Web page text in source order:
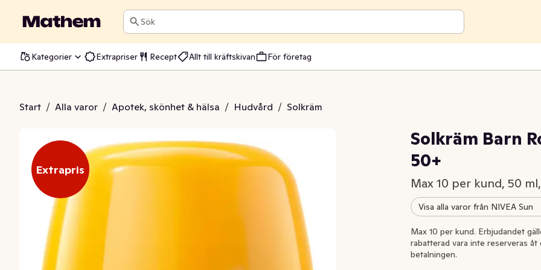
Sök
Kategorier Extrapriser Recept Allt till kräftskivan För företag
Start / Alla varor / Apotek, skönhet & hälsa / Hudvård / Solkräm
Sensitive Protect SPF 50+
Extrapris
Solkräm Barn
50+
Max 10 per kund, 50
Visa alla varor från NIVEA Sun
Max 10 per kund. Erbjudandet
rabatterad vara inte reserveras
betalningen.